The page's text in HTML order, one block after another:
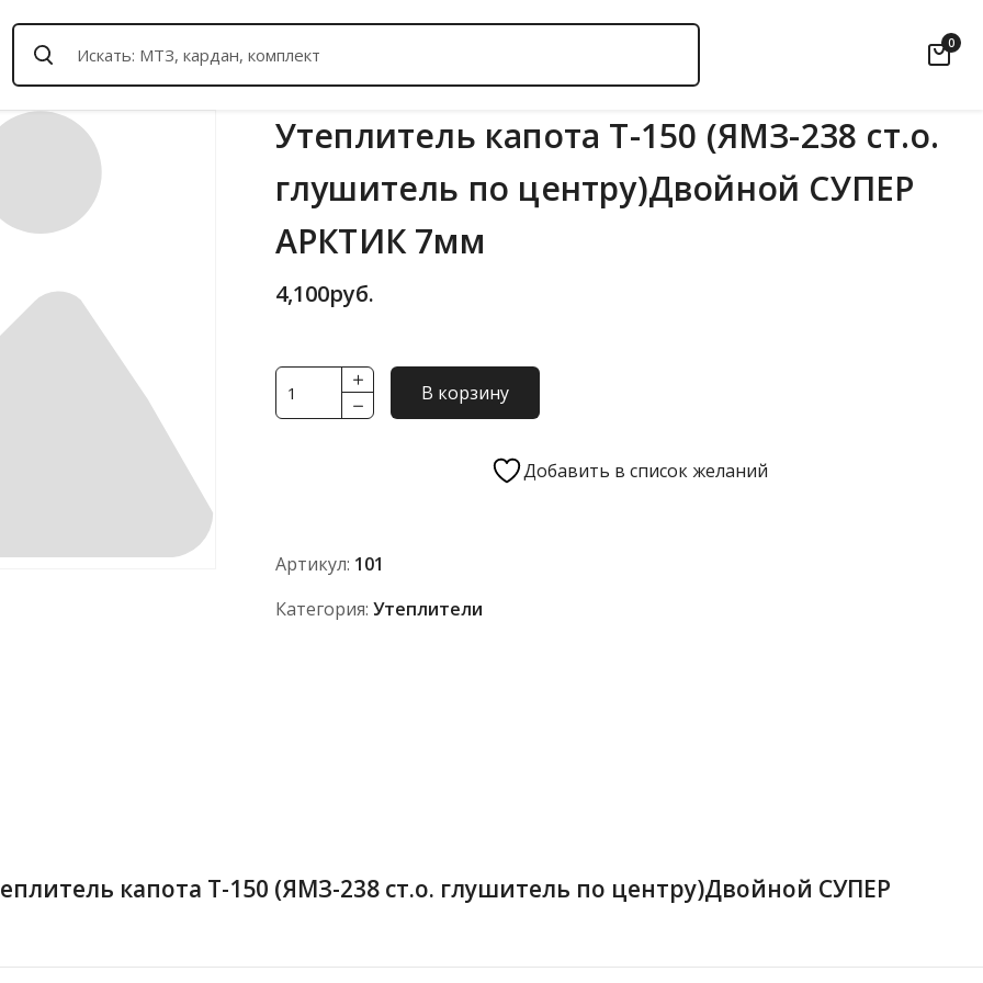
0
Утеплитель капота Т-150 (ЯМЗ-238 ст.о.
глушитель по центру)Двойной СУПЕР
АРКТИК 7мм
4,100руб.
Количество
товара
глушитель
по
В корзину
Добавить в список желаний
Артикул: 101
Категория: Утеплители
капота Т-150 (ЯМЗ-238 ст.о. глушитель по центру)Двойной СУПЕР